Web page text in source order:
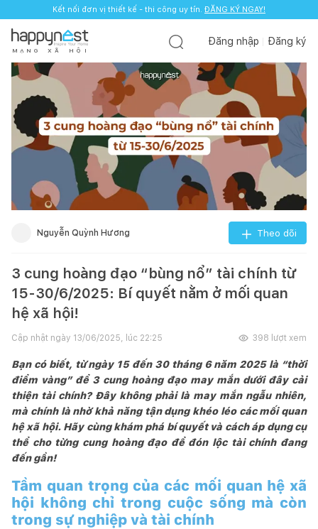
Kết nối đơn vị thiết kế - thi công uy tín. ĐĂNG KÝ NGAY!
M Ạ N G X Ã H Ộ I
Đăng nhập Đăng ký
Nguyễn Quỳnh Hương Theo dõi
3 cung hoàng đạo “bùng nổ” tài chính từ
15-30/6/2025: Bí quyết nằm ở mối quan
hệ xã hội!
Cập nhật ngày 13/06/2025, lúc 22:25 398 lượt xem
Bạn có biết, từ ngày 15 đến 30 tháng 6 năm 2025 là “thời
điểm vàng” để 3 cung hoàng đạo may mắn dưới đây cải
thiện tài chính? Đây không phải là may mắn ngẫu nhiên,
mà chính là nhờ khả năng tận dụng khéo léo các mối quan
hệ xã hội. Hãy cùng khám phá bí quyết và cách áp dụng cụ
thể cho từng cung hoàng đạo để đón lộc tài chính đang
đến gần!
Tầm quan trọng của các mối quan hệ xã
hội không chỉ trong cuộc sống mà còn
trong sự nghiệp và tài chính